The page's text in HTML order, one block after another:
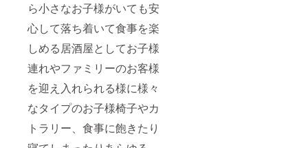
ら小さなお子様がいても安
心して落ち着いて食事を楽
しめる居酒屋としてお子様
連れやファミリーのお客様
を迎え入れられる様に様々
なタイプのお子様椅子やカ
トラリー、食事に飽きたり